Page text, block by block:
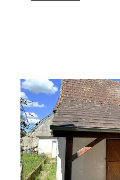
THAUVENAY 18
57 m
, 3 pièces
Ref : 18962
Maison à vendre
25 000 €
Visiter le site dédié